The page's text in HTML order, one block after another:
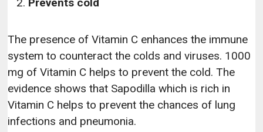
The presence of Vitamin C enhances the immune
system to counteract the colds and viruses. 1000
mg of Vitamin C helps to prevent the cold. The
evidence shows that Sapodilla which is rich in
Vitamin C helps to prevent the chances of lung
infections and pneumonia.